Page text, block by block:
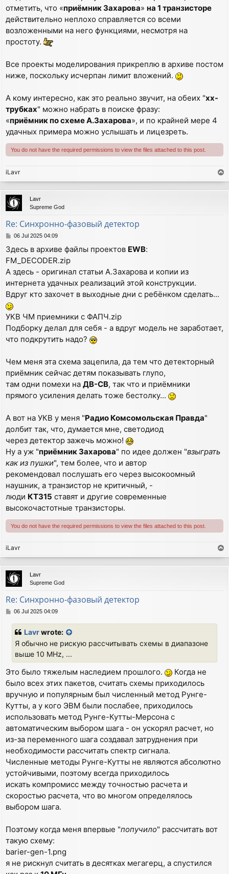
отметить, что «приёмник Захарова» на 1 транзисторе
действительно неплохо справляется со всеми
возложенными на него функциями, несмотря на
простоту.
Все проекты моделирования прикреплю в архиве постом
ниже, поскольку исчерпан лимит вложений.
А кому интересно, как это реально звучит, на обеих "хх-
трубках" можно набрать в поиске фразу:
«приёмник по схеме А.Захарова», и по крайней мере 4
удачных примера можно услышать и лицезреть.
You do not have the required permissions to view the files attached to this post.
iLavr
o
p
Lavr
Supreme God
Re: Синхронно-фазовый детектор
P
s
t
06 Jul 2025 04:09
Здесь в архиве файлы проектов EWB:
FM_DECODER.zip
А здесь - оригинал статьи А.Захарова и копии из
интернета удачных реализаций этой конструкции.
Вдруг кто захочет в выходные дни с ребёнком сделать...
УКВ ЧМ приемники с ФАПЧ.zip
Подборку делал для себя - а вдруг модель не заработает,
что подкрутить надо?
Чем меня эта схема зацепила, да тем что детекторный
приёмник сейчас детям показывать глупо,
там одни помехи на ДВ-СВ, так что и приёмники
прямого усиления делать тоже бестолку...
А вот на УКВ у меня "Радио Комсомольская Правда"
долбит так, что, думается мне, светодиод
через детектор зажечь можно!
Ну а уж "приёмник Захарова" по идее должен "взыграть
как из пушки", тем более, что и автор
рекомендовал послушать его через высокоомный
наушник, а транзистор не критичный, -
люди КТ315 ставят и другие современные
высокочастотные транзисторы.
You do not have the required permissions to view the files attached to this post.
iLavr
o
p
Lavr
Supreme God
Re: Синхронно-фазовый детектор
P06 Jul 2025 04:09
Lavrwrote:
Я обычно не рискую рассчитывать схемы в диапазоне
выше 10 MHz, ...
Это было тяжелым наследием прошлого.
Когда не
было всех этих пакетов, считать схемы приходилось
вручную и популярным был численный метод Рунге-
Кутты, а у кого ЭВМ были послабее, приходилось
использовать метод Рунге-Кутты-Мерсона с
автоматическим выбором шага - он ускорял расчет, но
из-за переменного шага создавал затруднения при
необходимости рассчитать спектр сигнала.
Численные методы Рунге-Кутты не являются абсолютно
устойчивыми, поэтому всегда приходилось
искать компромисс между точностью расчета и
скоростью расчета, что во многом определялось
выбором шага.
Поэтому когда меня впервые "попучило" рассчитать вот
такую схему:
barier-gen-1.png
я не рискнул считать в десятках мегагерц, а спустился